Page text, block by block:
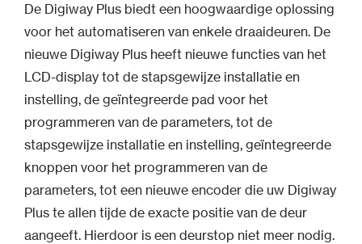
De Digiway Plus biedt een hoogwaardige oplossing
voor het automatiseren van enkele draaideuren. De
nieuwe Digiway Plus heeft nieuwe functies van het
LCD-display tot de stapsgewijze installatie en
instelling, de geïntegreerde pad voor het
programmeren van de parameters, tot de
stapsgewijze installatie en instelling, geïntegreerde
knoppen voor het programmeren van de
parameters, tot een nieuwe encoder die uw Digiway
Plus te allen tijde de exacte positie van de deur
aangeeft. Hierdoor is een deurstop niet meer nodig.